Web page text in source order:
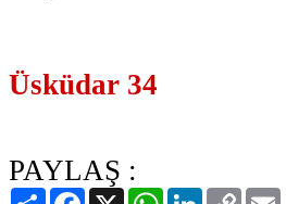
Üsküdar 34
PAYLAŞ :
PaylaşFacebook
X WhatsAppLinkedIn
Copy